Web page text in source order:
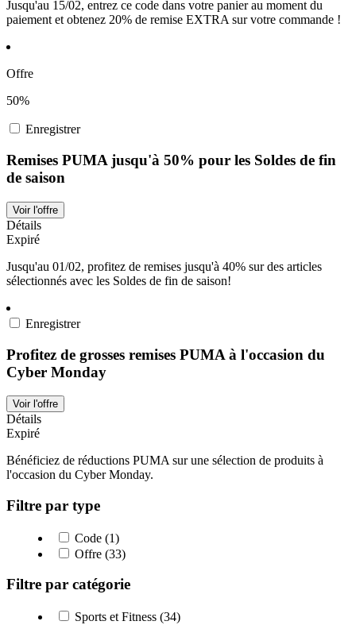
Jusqu'au 15/02, entrez ce code dans votre panier au moment du
paiement et obtenez 20% de remise EXTRA sur votre commande !
Offre
50%
Enregistrer
Remises PUMA jusqu'à 50% pour les Soldes de fin
de saison
Voir l'offre
Détails
Expiré
Jusqu'au 01/02, profitez de remises jusqu'à 40% sur des articles
sélectionnés avec les Soldes de fin de saison!
Enregistrer
Profitez de grosses remises PUMA à l'occasion du
Cyber Monday
Voir l'offre
Détails
Expiré
Bénéficiez de réductions PUMA sur une sélection de produits à
l'occasion du Cyber Monday.
Filtre par type
Code (1)
Offre (33)
Filtre par catégorie
Sports et Fitness (34)